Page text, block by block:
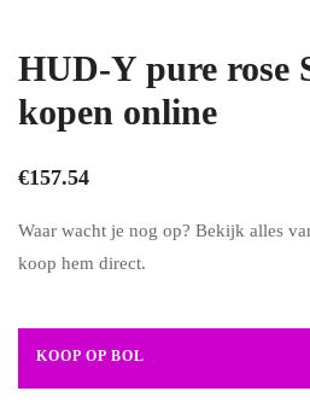
HUD-Y pure rose
kopen online
€157.54
Waar wacht je nog op? Bekijk alles
koop hem direct.
KOOP OP BOL